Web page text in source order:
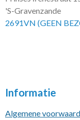
'S-Gravenzande
2691VN (GEEN
Informatie
Algemene